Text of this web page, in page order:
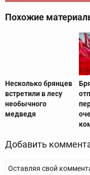
Похожие
Несколько брянцев
встретили в лесу
необычного
медведя
Добавить
Оставляя свой